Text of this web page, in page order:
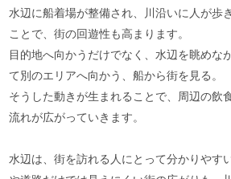
水辺に船着場が整備され、川沿いに人が歩
ことで、街の回遊性も高まります。
目的地へ向かうだけでなく、水辺を眺めな
て別のエリアへ向かう、船から街を見る。
そうした動きが生まれることで、周辺の飲
流れが広がっていきます。
水辺は、街を訪れる人にとって分かりやす